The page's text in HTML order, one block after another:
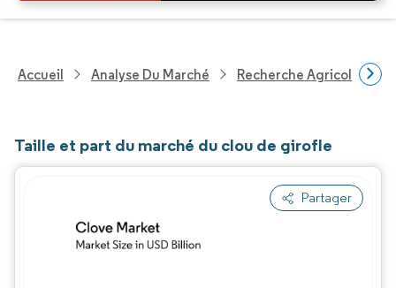
Accueil Analyse Du Marché Recherche Agricole
Taille et part du marché du clou de girofle
Partager